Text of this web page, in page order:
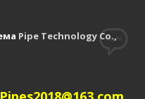
Pipe Technology Co.,